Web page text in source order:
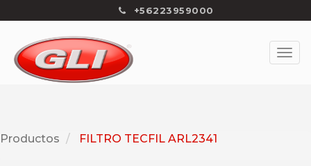
+56223959000
Productos FILTRO TECFIL ARL2341